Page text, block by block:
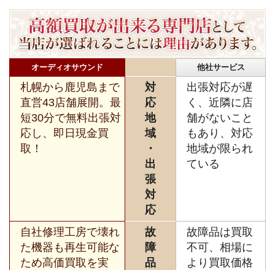
オーディオサウンド 他社サービス
札幌から鹿児島まで
直営43店舗展開。最
短30分で無料出張対
応し、即日現金買
取！
対
応
地
域
・
出
張
対
応
出張対応が遅
く、近隣に店
舗がないこと
もあり、対応
地域が限られ
ている
自社修理工房で壊れ
た機器も再生可能な
ため高価買取を実
故
障
品
故障品は買取
不可、相場に
より買取価格